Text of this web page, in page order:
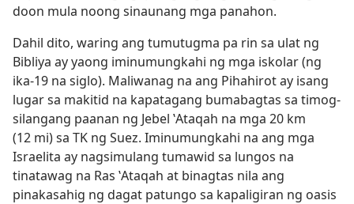
doon mula noong sinaunang mga panahon.
Dahil dito, waring ang tumutugma pa rin sa ulat ng
Bibliya ay yaong iminumungkahi ng mga iskolar (ng
ika-19 na siglo). Maliwanag na ang Pihahirot ay isang
lugar sa makitid na kapatagang bumabagtas sa timog-
silangang paanan ng Jebel ʽAtaqah na mga 20 km
(12 mi) sa TK ng Suez. Iminumungkahi na ang mga
Israelita ay nagsimulang tumawid sa lungos na
tinatawag na Ras ʽAtaqah at binagtas nila ang
pinakasahig ng dagat patungo sa kapaligiran ng oasis